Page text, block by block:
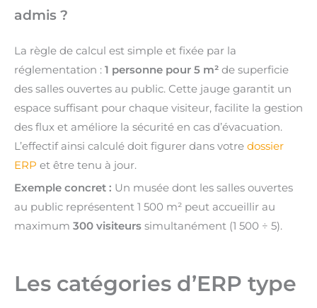
admis ?
La règle de calcul est simple et fixée par la
réglementation : 1 personne pour 5 m² de superficie
des salles ouvertes au public. Cette jauge garantit un
espace suffisant pour chaque visiteur, facilite la gestion
des flux et améliore la sécurité en cas d’évacuation.
L’effectif ainsi calculé doit figurer dans votre dossier
ERP et être tenu à jour.
Exemple concret : Un musée dont les salles ouvertes
au public représentent 1 500 m² peut accueillir au
maximum 300 visiteurs simultanément (1 500 ÷ 5).
Les catégories d’ERP type